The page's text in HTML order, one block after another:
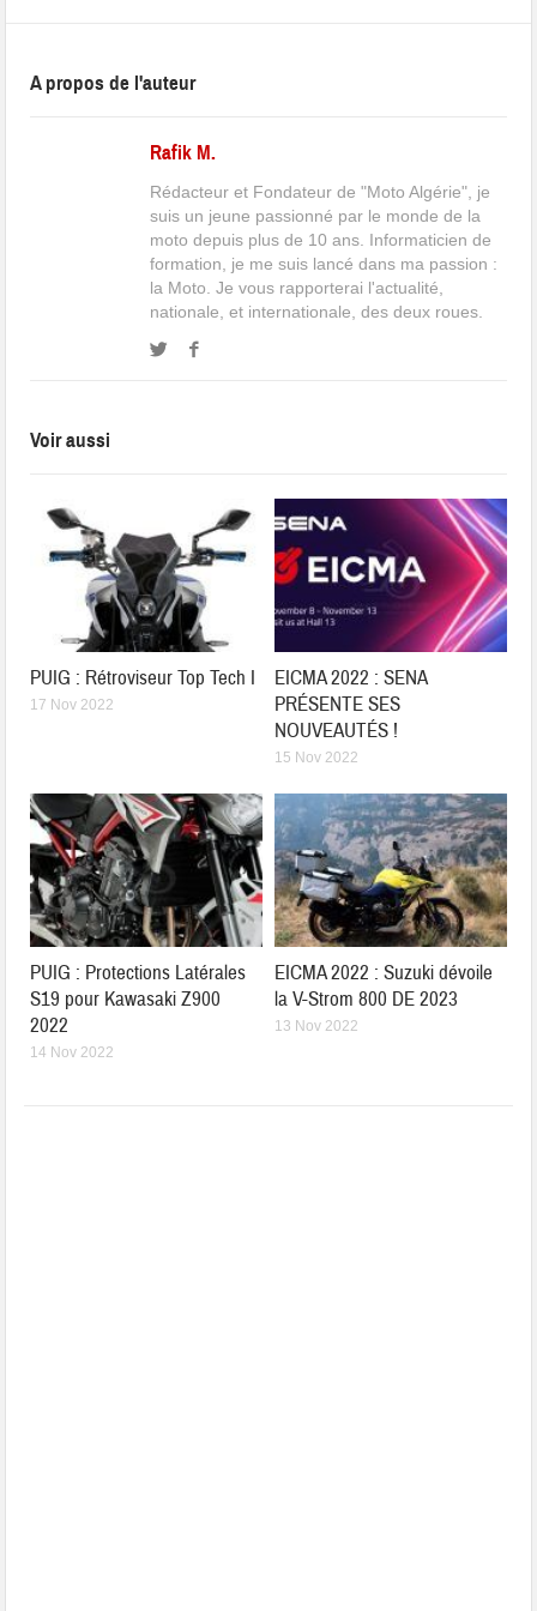
A propos de l'auteur
Rafik M.
Rédacteur et Fondateur de "Moto Algérie", je
suis un jeune passionné par le monde de la
moto depuis plus de 10 ans. Informaticien de
formation, je me suis lancé dans ma passion :
la Moto. Je vous rapporterai l'actualité,
nationale, et internationale, des deux roues.
Voir aussi
PUIG : Rétroviseur Top Tech I
17 Nov 2022
EICMA 2022 : SENA
PRÉSENTE SES
NOUVEAUTÉS !
15 Nov 2022
PUIG : Protections Latérales
S19 pour Kawasaki Z900
2022
14 Nov 2022
EICMA 2022 : Suzuki dévoile
la V-Strom 800 DE 2023
13 Nov 2022